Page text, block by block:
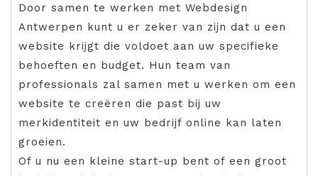
Door samen te werken met Webdesign
Antwerpen kunt u er zeker van zijn dat u een
website krijgt die voldoet aan uw specifieke
behoeften en budget. Hun team van
professionals zal samen met u werken om een
website te creëren die past bij uw
merkidentiteit en uw bedrijf online kan laten
groeien.
Of u nu een kleine start-up bent of een groot